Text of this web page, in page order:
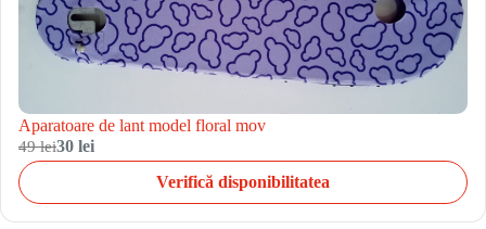
Aparatoare de lant model floral mov
49 lei30 lei
Verifică disponibilitatea